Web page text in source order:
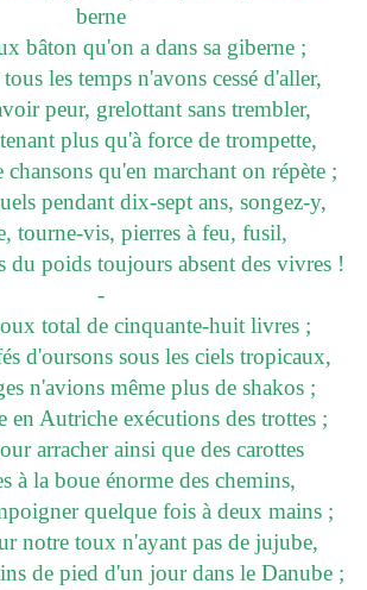
berne
bâton qu'on a dans sa giberne ;
les temps n'avons cessé d'aller,
peur, grelottant sans trembler,
plus qu'à force de trompette,
qu'en marchant on répète ;
pendant dix-sept ans, songez-y,
tourne-vis, pierres à feu, fusil,
du poids toujours absent des vivres !
-
total de cinquante-huit livres ;
d'oursons sous les ciels tropicaux,
n'avions même plus de shakos ;
en Autriche exécutions des trottes ;
arracher ainsi que des carottes
à la boue énorme des chemins,
quelque fois à deux mains ;
notre toux n'ayant pas de jujube,
de pied d'un jour dans le Danube ;